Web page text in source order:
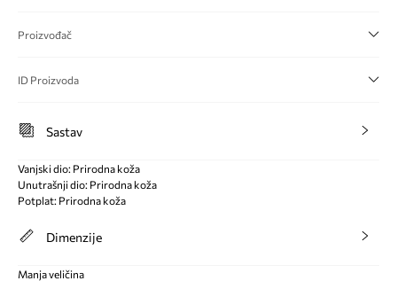
Proizvođač
ID Proizvoda
Sastav
Vanjski dio: Prirodna koža
Unutrašnji dio: Prirodna koža
Potplat: Prirodna koža
Dimenzije
Manja veličina